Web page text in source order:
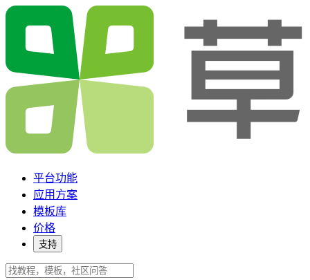
平台功能
应用方案
模板库
价格
支持